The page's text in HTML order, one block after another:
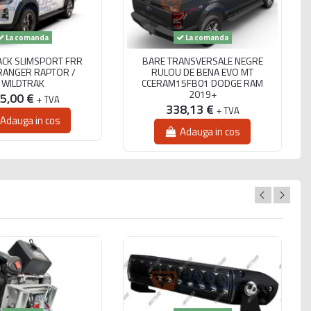
(15 kg) +
Fă bilanțul greutăților
La comanda
SLIMSPORT FRR
RAPTOR /
WILDTRAK
€ + TVA
Adauga in cos
La comanda
BARE TRANSVERSALE NEGRE
RULOU DE BENA EVO MT
CCERAM15FB01 DODGE RAM
2019+
338,13 € + TVA
Adauga in cos